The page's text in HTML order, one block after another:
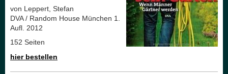
von Leppert, Stefan
DVA / Random House München 1.
Aufl. 2012
152 Seiten
hier bestellen